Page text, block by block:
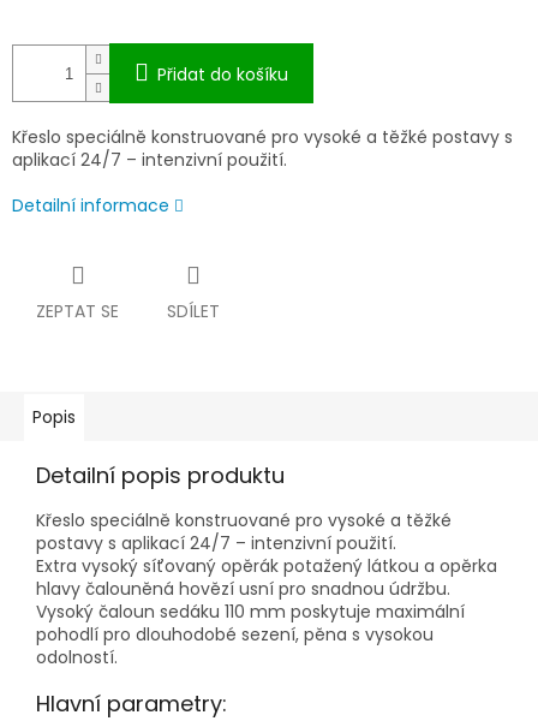
Přidat do košíku
Křeslo speciálně konstruované pro vysoké a těžké postavy s
aplikací 24/7 – intenzivní použití.
Detailní informace
ZEPTAT SE SDÍLET
Popis
Detailní popis produktu
Křeslo speciálně konstruované pro vysoké a těžké
postavy s aplikací 24/7 – intenzivní použití.
Extra vysoký síťovaný opěrák potažený látkou a opěrka
hlavy čalouněná hovězí usní pro snadnou údržbu.
Vysoký čaloun sedáku 110 mm poskytuje maximální
pohodlí pro dlouhodobé sezení, pěna s vysokou
odolností.
Hlavní parametry: